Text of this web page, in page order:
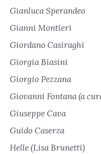
Gianluca Sperandeo
Gianni Montieri
Giordano Casiraghi
Giorgia Biasini
Giorgio Pezzana
Giovanni Fontana (a
Giuseppe Cava
Guido Caserza
Helle (Lisa Brunetti)